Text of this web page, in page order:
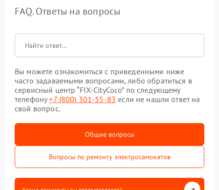
FAQ. Ответы на вопросы
Вы можете ознакомиться с приведенными ниже
часто задаваемыми вопросами, либо обратиться в
сервисный центр “FIX-CityCoco” по следующему
телефону+7 (800) 301-55-83 если не нашли ответ на
свой вопрос.
Общие вопросы
Вопросы по ремонту электросамокатов